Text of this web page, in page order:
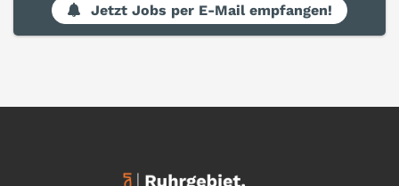
Jetzt Jobs per E-Mail empfangen!